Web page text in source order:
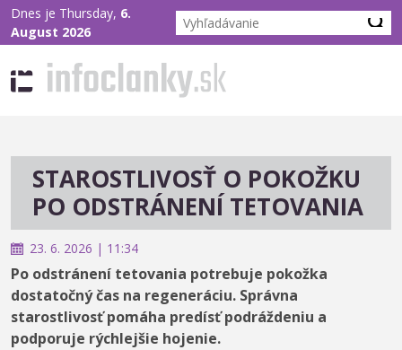
Dnes je Thursday, 6.
August 2026
STAROSTLIVOSŤ O POKOŽKU
PO ODSTRÁNENÍ TETOVANIA
23. 6. 2026 | 11:34
Po odstránení tetovania potrebuje pokožka
dostatočný čas na regeneráciu. Správna
starostlivosť pomáha predísť podráždeniu a
podporuje rýchlejšie hojenie.